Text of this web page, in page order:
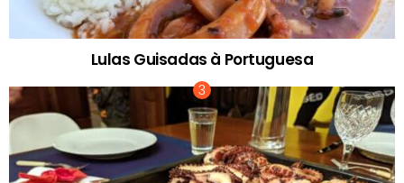
Lulas Guisadas à Portuguesa